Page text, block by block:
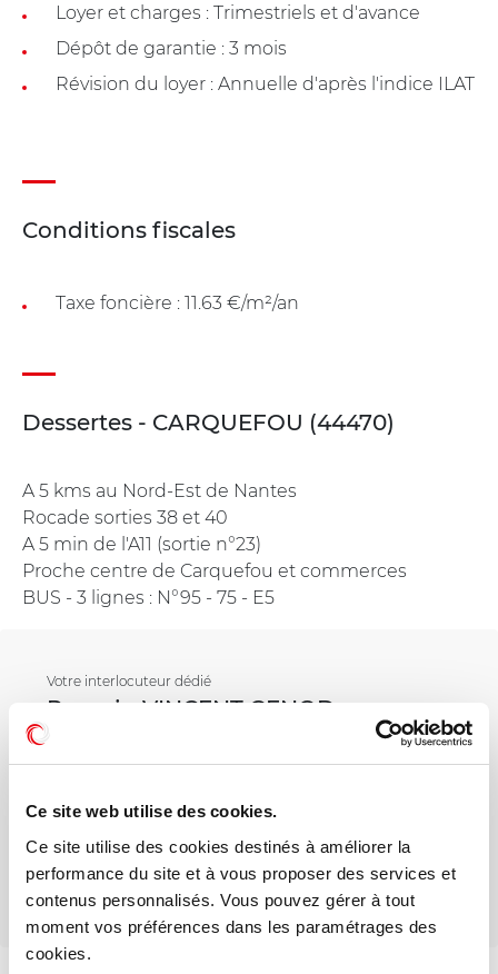
Ce site web utilise des cookies.
Ce site utilise des cookies destinés à améliorer la
performance du site et à vous proposer des services et
contenus personnalisés. Vous pouvez gérer à tout
moment vos préférences dans les paramétrages des
cookies.
Loyer et charges : Trimestriels et d'avance
Dépôt de garantie : 3 mois
Révision du loyer : Annuelle d'après l'indice ILAT
Conditions fiscales
Taxe foncière : 11.63 €/m²/an
Dessertes - CARQUEFOU (44470)
A 5 kms au Nord-Est de Nantes
Rocade sorties 38 et 40
A 5 min de l'A11 (sortie n°23)
Proche centre de Carquefou et commerces
BUS - 3 lignes : N°95 - 75 - E5
Votre interlocuteur dédié
Romain VINCENT GENOD
Téléphone